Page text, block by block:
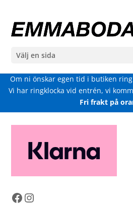
Välj en sida
Om ni önskar egen tid i butiken
Vi har ringklocka vid entrén, vi
Fri frakt på
Facebook
Instagram